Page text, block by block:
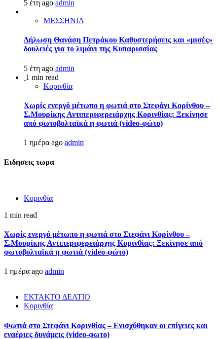
5 έτη ago admin
ΜΕΣΣΗΝΙΑ
Δήλωση Θανάση Πετράκου Καθυστερήσεις και «μισές»
δουλειές για το λιμάνι της Κυπαρισσίας
5 έτη ago admin
1 min read
Κορινθία
Χωρίς ενεργό μέτωπο η φωτιά στο Στεφάνι Κορίνθου –
Σ.Μουρίκης Αντιπεριφερειάρχης Κορινθίας: Ξεκίνησε
από φωτοβολταϊκά η φωτιά (video-φώτο)
1 ημέρα ago admin
Ειδησεις τωρα
Κορινθία
1 min read
Χωρίς ενεργό μέτωπο η φωτιά στο Στεφάνι Κορίνθου –
Σ.Μουρίκης Αντιπεριφερειάρχης Κορινθίας: Ξεκίνησε από
φωτοβολταϊκά η φωτιά (video-φώτο)
1 ημέρα ago admin
ΕΚΤΑΚΤΟ ΔΕΛΤΙΟ
Κορινθία
Φωτιά στο Στεφάνι Κορινθίας – Ενισχύθηκαν οι επίγειες και
εναέριες δυνάμεις (video-φωτο)